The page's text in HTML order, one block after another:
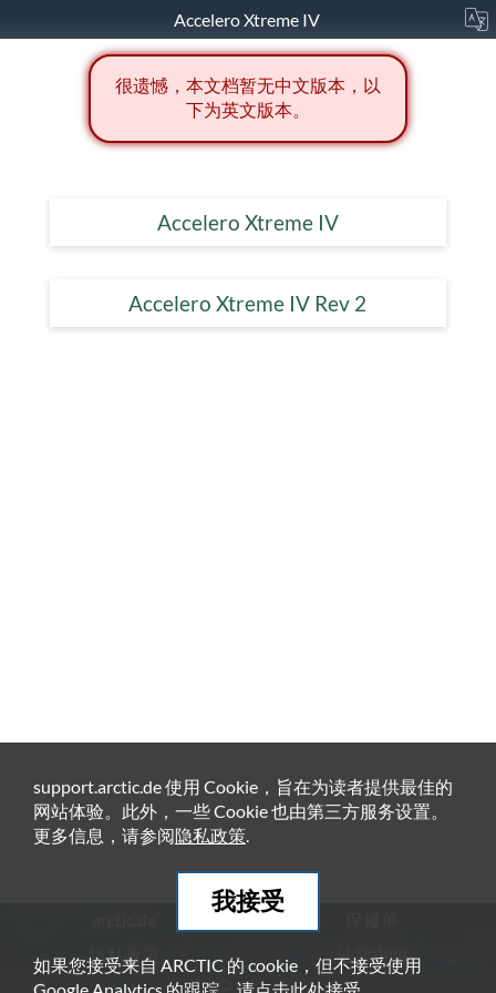
Accelero Xtreme IV
很遗憾，本文档暂无中文版本，以
下为英文版本。
Accelero Xtreme IV
Accelero Xtreme IV Rev 2
隐私政策
法律声明
support.arctic.de 使用 Cookie，旨在为读者提供最佳的
网站体验。此外，一些 Cookie 也由第三方服务设置。
更多信息，请参阅隐私政策.
我接受
如果您接受来自 ARCTIC 的 cookie，但不接受使用